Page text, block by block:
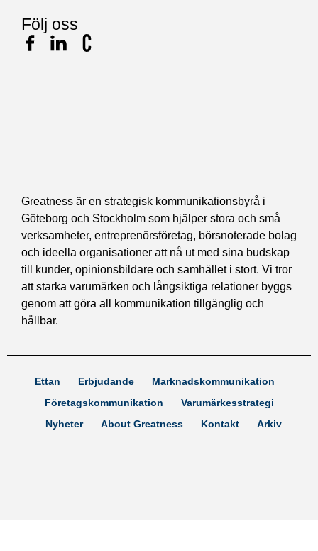
Följ oss
Greatness är en strategisk kommunikationsbyrå i
Göteborg och Stockholm som hjälper stora och små
verksamheter, entreprenörsföretag, börsnoterade bolag
och ideella organisationer att nå ut med sina budskap
till kunder, opinionsbildare och samhället i stort. Vi tror
att starka varumärken och långsiktiga relationer byggs
genom att göra all kommunikation tillgänglig och
hållbar.
Ettan Erbjudande
Marknadskommunikation
Företagskommunikation
Varumärkesstrategi
Nyheter
About Greatness Kontakt Arkiv